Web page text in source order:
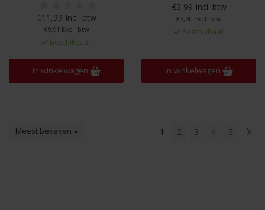
€11,99 Incl. btw
€9,91 Excl. btw
Beschikbaar
In winkelwagen
€3,99 Incl. btw
€3,30 Excl. btw
Beschikbaar
In winkelwagen
Meest bekeken 1 2 3 4 5